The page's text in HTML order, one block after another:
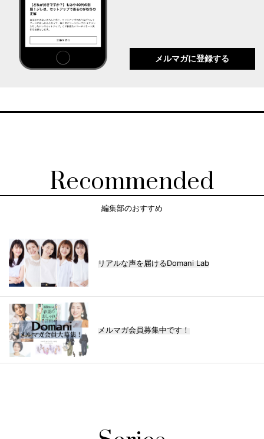
メルマガに登録する
Recommended
編集部のおすすめ
リアルな声を届けるDomani Lab
メルマガ会員募集中です！